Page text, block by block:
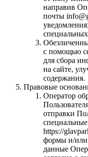
направив
почты
с помощью
для сбора
на сайте,
содержания.
Правовые
Оператор
отправки
https://
формы и/или
данные